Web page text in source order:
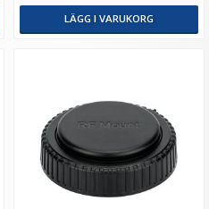
LÄGG I VARUKORG